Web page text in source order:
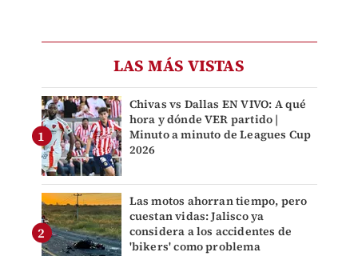
LAS MÁS VISTAS
Chivas vs Dallas EN VIVO: A qué
hora y dónde VER partido |
Minuto a minuto de Leagues Cup
2026
Las motos ahorran tiempo, pero
cuestan vidas: Jalisco ya
considera a los accidentes de
'bikers' como problema